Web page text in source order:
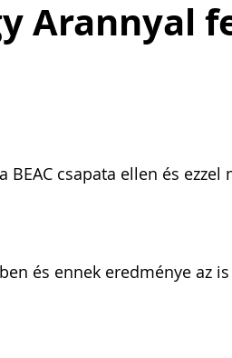
Arannyal
csapata ellen és ezzel
és ennek eredménye az